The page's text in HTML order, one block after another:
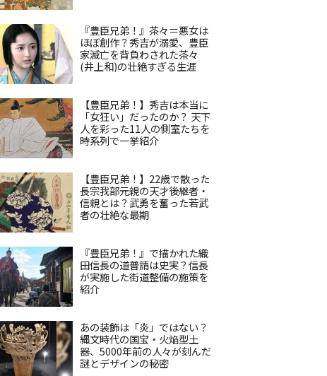
『豊臣兄弟！』茶々＝悪女は
ほぼ創作？秀吉が溺愛、豊臣
家滅亡を背負わされた茶々
(井上和)の壮絶すぎる生涯
【豊臣兄弟！】秀吉は本当に
「女狂い」だったのか？ 天下
人を彩った11人の側室たちを
時系列で一挙紹介
【豊臣兄弟！】22歳で散った
長宗我部元親の天才後継者・
信親とは？武勇を奮った若武
者の壮絶な最期
『豊臣兄弟！』で描かれた織
田信長の道普請は史実？信長
が実施した街道整備の施策を
紹介
あの装飾は「炎」ではない？
縄文時代の国宝・火焔型土
器、5000年前の人々が刻んだ
謎とデザインの秘密